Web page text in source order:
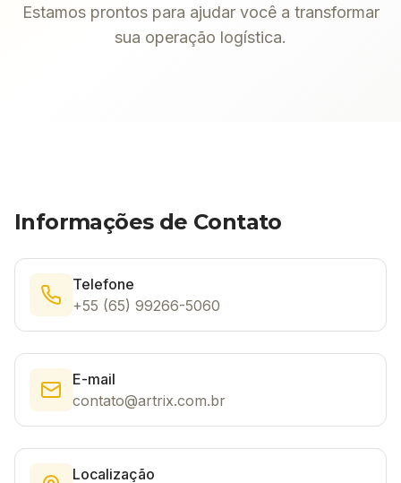
Estamos prontos para ajudar você a transformar
sua operação logística.
Informações de Contato
Telefone
+55 (65) 99266-5060
E-mail
contato@artrix.com.br
Localização